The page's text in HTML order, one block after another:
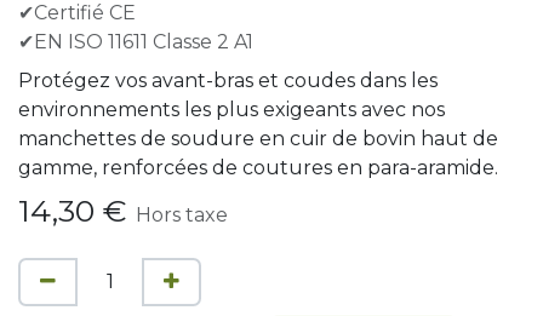
✔Certifié CE
✔EN ISO 11611 Classe 2 A1
Protégez vos avant-bras et coudes dans les
environnements les plus exigeants avec nos
manchettes de soudure en cuir de bovin haut de
gamme, renforcées de coutures en para-aramide.
14,30 € Hors taxe